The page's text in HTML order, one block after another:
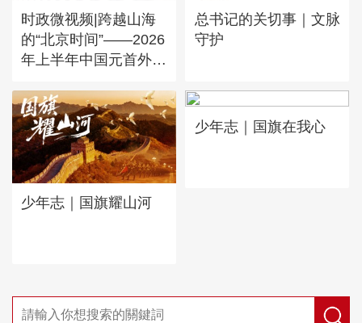
时政微视频|跨越山海
的“北京时间”——2026
年上半年中国元首外交
总书记的关切事｜文脉
守护
少年志｜国旗耀山河
少年志｜国旗在我心